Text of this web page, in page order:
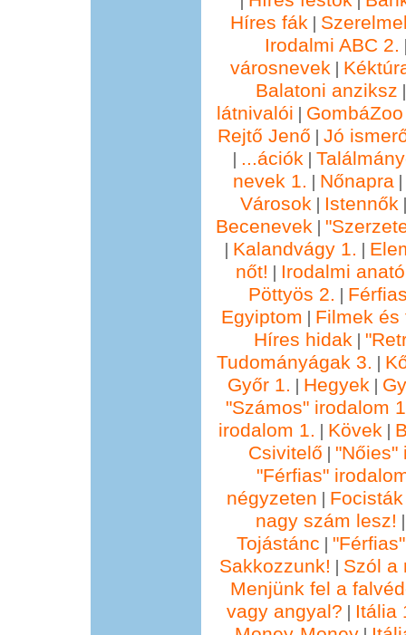
Híres fák |
Irodalmi ABC 2.
városnevek |
Balatoni anziksz
látnivalói |
Rejtő Jenő | Jó
| ...ációk |
nevek 1. | Nőnapra|
Városok | Istennők
Becenevek |
| Kalandvágy 1. |
nőt! | Irodalmi
Pöttyös 2. |
Egyiptom | Filmek és
Híres hidak |
Tudományágak 3. |
Győr 1. | Hegyek |
"Számos" irodalom
irodalom 1. | Kövek |
Csivitelő | "Nőies"
"Férfias"
négyzeten | Focisták
nagy szám lesz!
Tojástánc |
Sakkozzunk! | Szól a
Menjünk fel a
vagy angyal? | Itália